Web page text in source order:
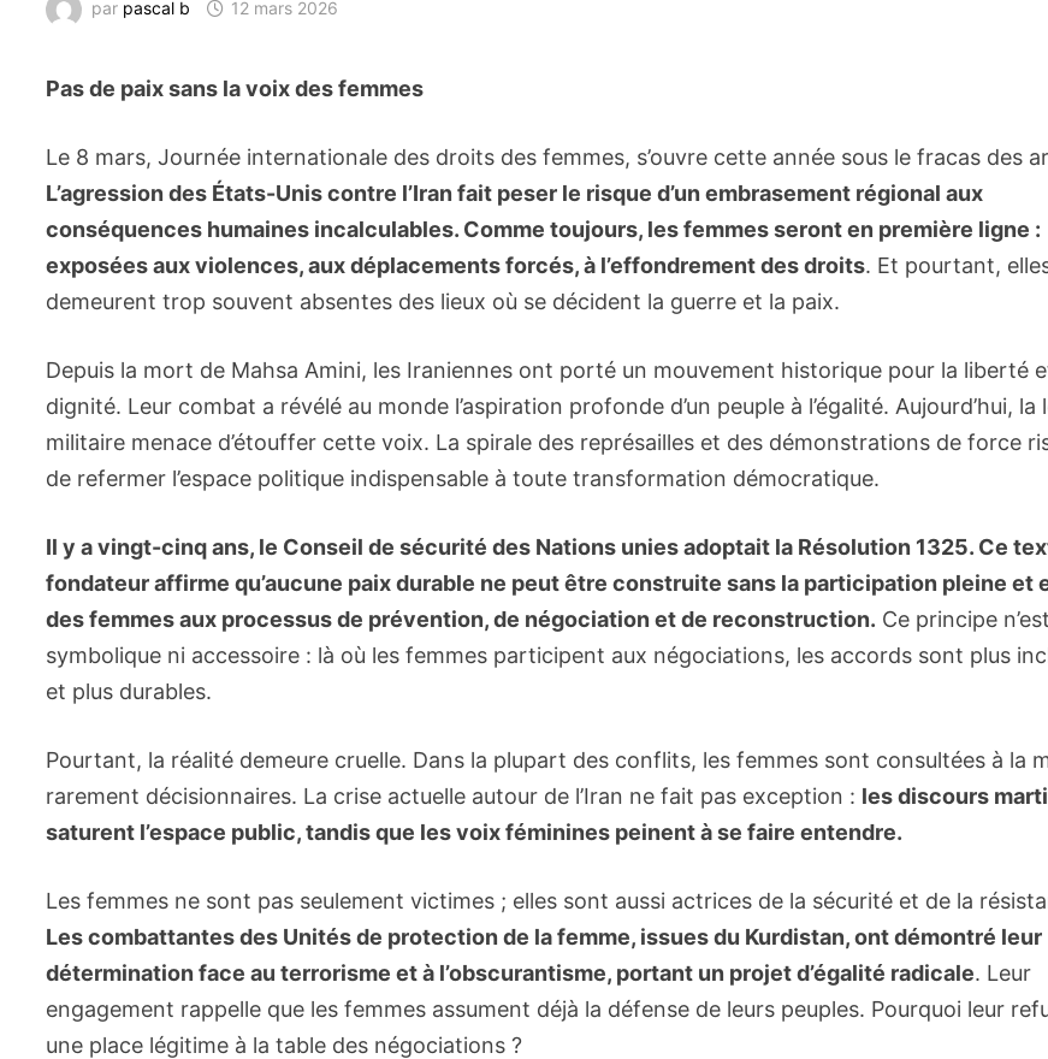
par pascal b 12 mars 2026
Pas de paix sans la voix des femmes
Le 8 mars, Journée internationale des droits des femmes, s’ouvre cette année sous le fracas des
L’agression des États-Unis contre l’Iran fait peser le risque d’un embrasement régional aux
conséquences humaines incalculables. Comme toujours, les femmes seront en première ligne :
exposées aux violences, aux déplacements forcés, à l’effondrement des droits. Et pourtant,
demeurent trop souvent absentes des lieux où se décident la guerre et la paix.
Depuis la mort de Mahsa Amini, les Iraniennes ont porté un mouvement historique pour la liberté
dignité. Leur combat a révélé au monde l’aspiration profonde d’un peuple à l’égalité. Aujourd’hui, la
militaire menace d’étouffer cette voix. La spirale des représailles et des démonstrations de force
de refermer l’espace politique indispensable à toute transformation démocratique.
Il y a vingt-cinq ans, le Conseil de sécurité des Nations unies adoptait la Résolution 1325. Ce
fondateur affirme qu’aucune paix durable ne peut être construite sans la participation pleine et
des femmes aux processus de prévention, de négociation et de reconstruction. Ce principe
symbolique ni accessoire : là où les femmes participent aux négociations, les accords sont plus
et plus durables.
Pourtant, la réalité demeure cruelle. Dans la plupart des conflits, les femmes sont consultées à la
rarement décisionnaires. La crise actuelle autour de l’Iran ne fait pas exception : les discours
saturent l’espace public, tandis que les voix féminines peinent à se faire entendre.
Les femmes ne sont pas seulement victimes ; elles sont aussi actrices de la sécurité et de la
Les combattantes des Unités de protection de la femme, issues du Kurdistan, ont démontré leur
détermination face au terrorisme et à l’obscurantisme, portant un projet d’égalité radicale. Leur
engagement rappelle que les femmes assument déjà la défense de leurs peuples. Pourquoi leur
une place légitime à la table des négociations ?